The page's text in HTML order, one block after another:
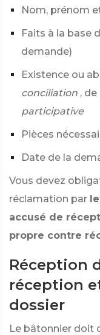
Nom, prénom
Faits à la base
demande)
Existence ou
conciliation , de
participative
Pièces
Date de la
Vous devez
réclamation par
accusé de
propre contre
Réception
réception
dossier
Le bâtonnier doit